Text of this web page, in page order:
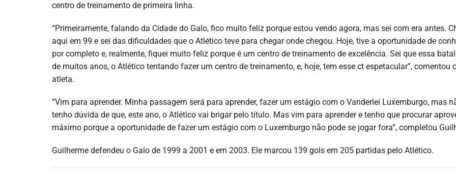
centro de treinamento de primeira linha.
“Primeiramente, falando da Cidade do Galo, fico muito feliz porque estou vendo agora, mas sei com era antes.
aqui em 99 e sei das dificuldades que o Atlético teve para chegar onde chegou. Hoje, tive a oportunidade de
por completo e, realmente, fiquei muito feliz porque é um centro de treinamento de excelência. Sei que essa
de muitos anos, o Atlético tentando fazer um centro de treinamento, e, hoje, tem esse ct espetacular”, comentou
atleta.
“Vim para aprender. Minha passagem será para aprender, fazer um estágio com o Vanderlei Luxemburgo, mas
tenho dúvida de que, este ano, o Atlético vai brigar pelo título. Mas vim para aprender e tenho que procurar
máximo porque a oportunidade de fazer um estágio com o Luxemburgo não pode se jogar fora”, completou
Guilherme defendeu o Galo de 1999 a 2001 e em 2003. Ele marcou 139 gols em 205 partidas pelo Atlético.